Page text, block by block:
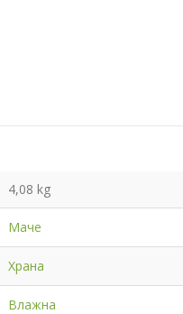
4,08 kg
Маче
Храна
Влажна